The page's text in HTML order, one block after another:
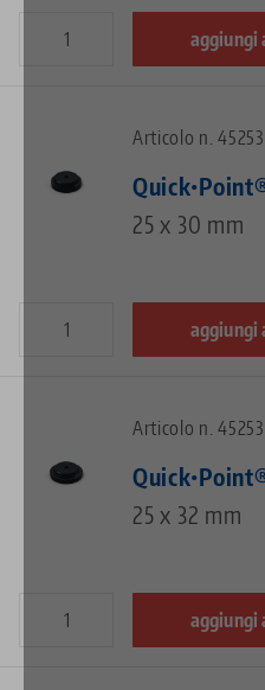
aggiungi
Articolo n.
25 x 30 mm
aggiungi
Articolo n.
25 x 32 mm
aggiungi